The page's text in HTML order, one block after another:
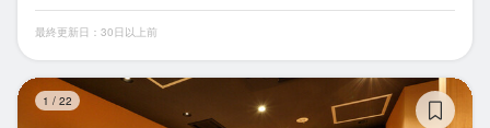
最終更新日：30日以上前
1 / 22